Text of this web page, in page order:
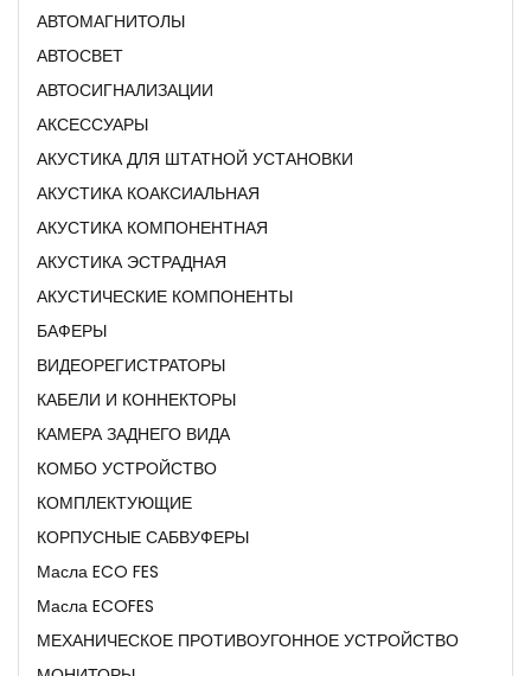
АВТОМАГНИТОЛЫ
АВТОСВЕТ
АВТОСИГНАЛИЗАЦИИ
АКСЕССУАРЫ
АКУСТИКА ДЛЯ ШТАТНОЙ УСТАНОВКИ
АКУСТИКА КОАКСИАЛЬНАЯ
АКУСТИКА КОМПОНЕНТНАЯ
АКУСТИКА ЭСТРАДНАЯ
АКУСТИЧЕСКИЕ КОМПОНЕНТЫ
БАФЕРЫ
ВИДЕОРЕГИСТРАТОРЫ
КАБЕЛИ И КОННЕКТОРЫ
КАМЕРА ЗАДНЕГО ВИДА
КОМБО УСТРОЙСТВО
КОМПЛЕКТУЮЩИЕ
КОРПУСНЫЕ САБВУФЕРЫ
Масла ECO FES
Масла ECOFES
МЕХАНИЧЕСКОЕ ПРОТИВОУГОННОЕ УСТРОЙСТВО